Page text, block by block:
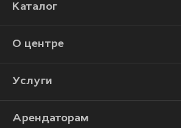
Каталог
О центре
Услуги
Арендаторам